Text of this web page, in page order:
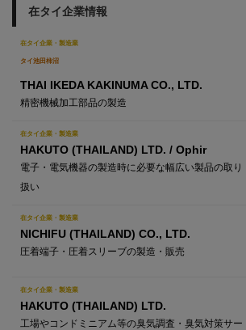
在タイ企業情報
在タイ企業・製造業
タイ池田柿沼
THAI IKEDA KAKINUMA CO., LTD.
精密機械加工部品の製造
在タイ企業・製造業
HAKUTO (THAILAND) LTD. / Ophir
電子・電気機器の製造時に必要な幅広い製品の取り
扱い
在タイ企業・製造業
NICHIFU (THAILAND) CO., LTD.
圧着端子・圧着スリーブの製造・販売
在タイ企業・製造業
HAKUTO (THAILAND) LTD.
工場やコンドミニアム等の臭気調査・臭気対策サー